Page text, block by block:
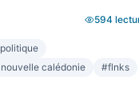
provinciale
droite la plus dure
le centre rayé de la carte.
594
calédonie #flnks